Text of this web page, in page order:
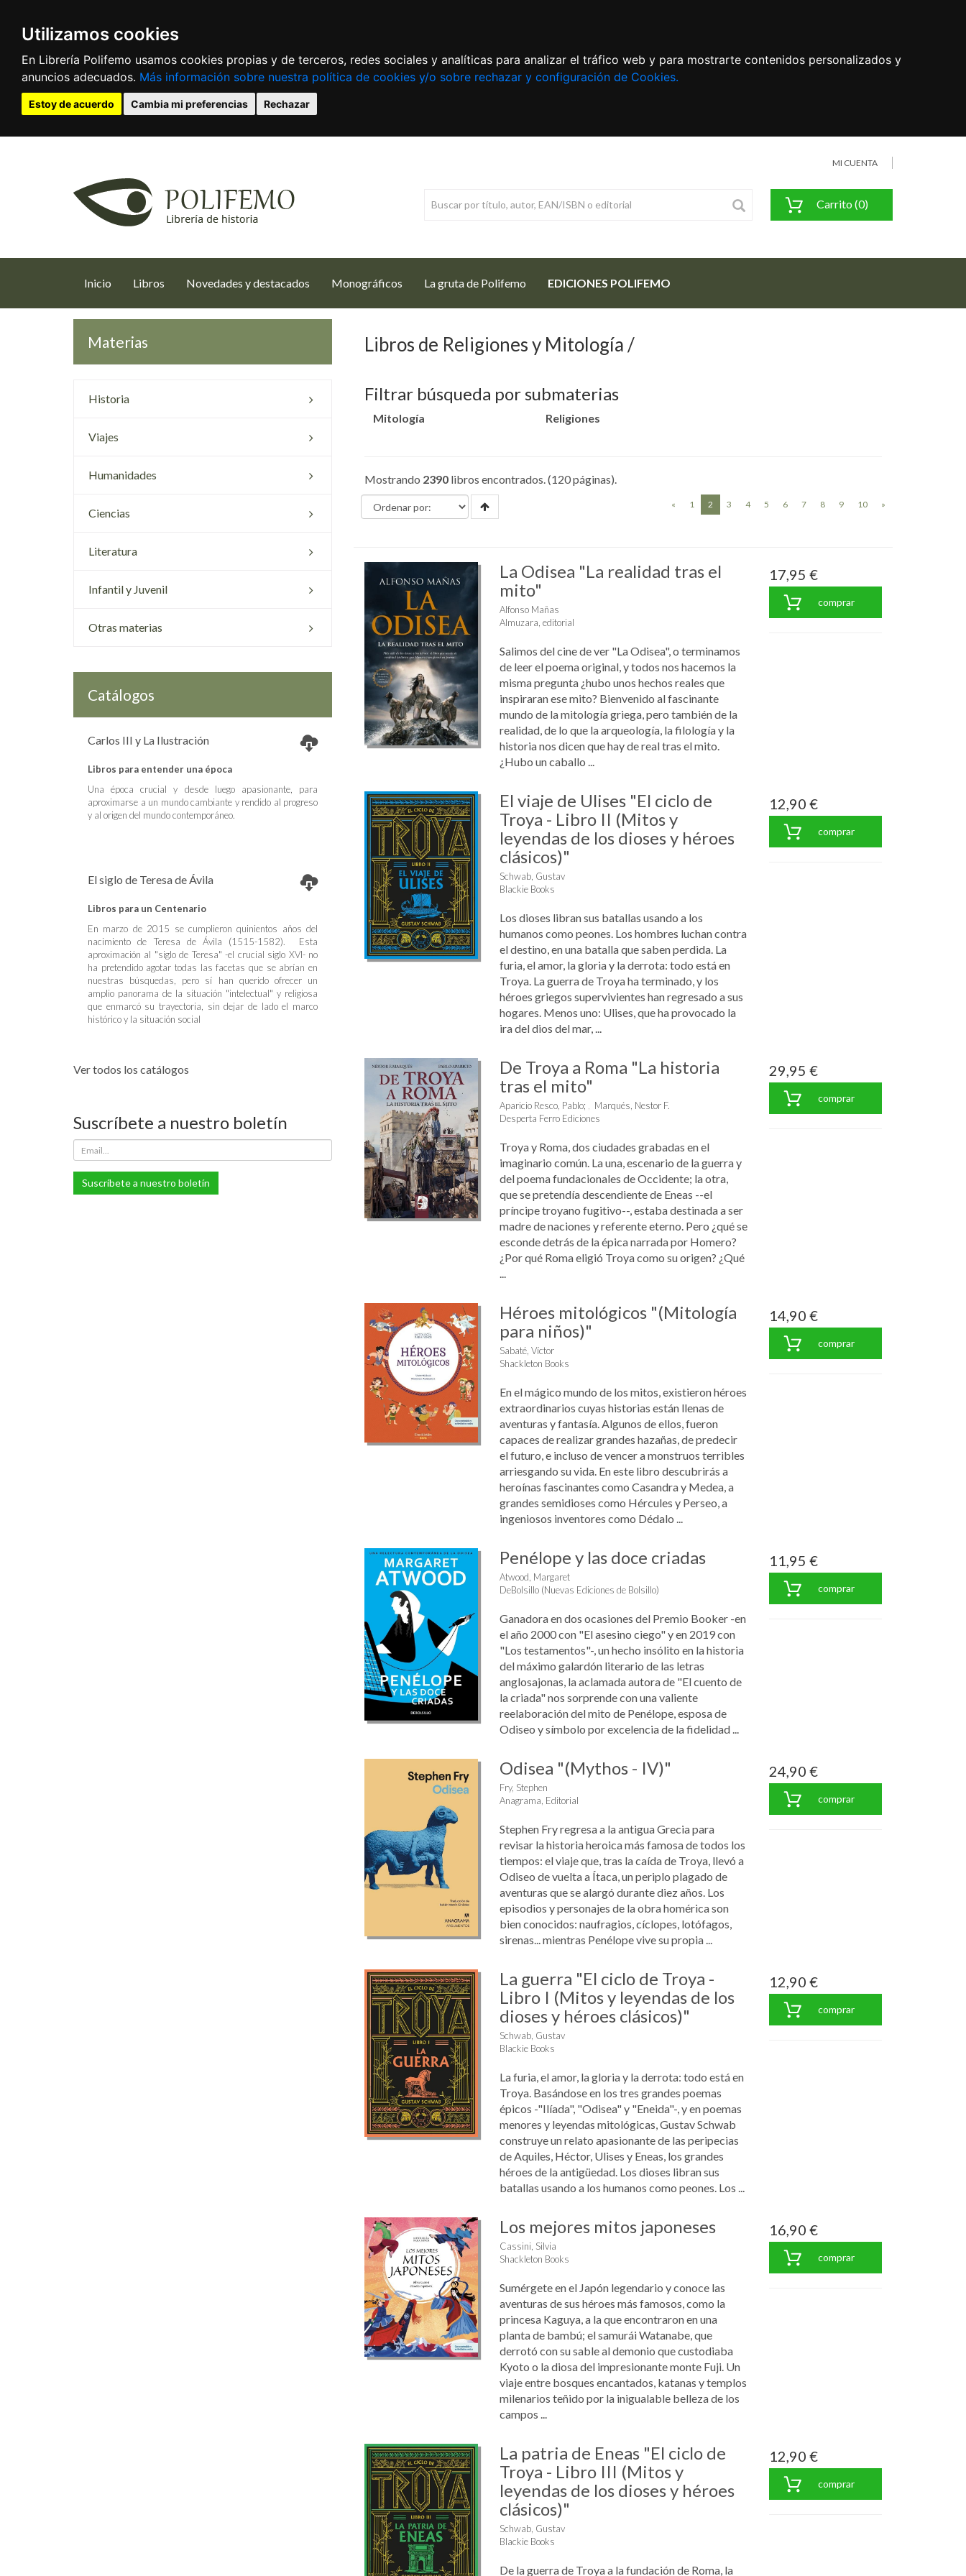
Utilizamos cookies
En Librería Polifemo usamos cookies propias y de terceros, redes sociales y analíticas para analizar el tráfico web y para mostrarte contenidos personalizados y
anuncios adecuados. Más información sobre nuestra política de cookies y/o sobre rechazar y configuración de Cookies.
Estoy de acuerdo Cambia mi preferencias Rechazar
MI CUENTA
Carrito (0)
Inicio (current)
Libros Novedades y destacados Monográficos La gruta de Polifemo EDICIONES POLIFEMO
Materias
Historia
Viajes
Humanidades
Ciencias
Literatura
Infantil y Juvenil
Otras materias
Catálogos
Carlos III y La Ilustración
Libros para entender una época
Una época crucial y desde luego apasionante, para
aproximarse a un mundo cambiante y rendido al progreso
y al origen del mundo contemporáneo.
El siglo de Teresa de Ávila
Libros para un Centenario
En marzo de 2015 se cumplieron quinientos años del
nacimiento de Teresa de Ávila (1515-1582). Esta
aproximación al "siglo de Teresa" -el crucial siglo XVI- no
ha pretendido agotar todas las facetas que se abrían en
nuestras búsquedas, pero sí han querido ofrecer un
amplio panorama de la situación "intelectual" y religiosa
que enmarcó su trayectoria, sin dejar de lado el marco
histórico y la situación social
Ver todos los catálogos
Suscríbete a nuestro boletín
Suscríbete a nuestro boletín
Libros de Religiones y Mitología
Filtrar búsqueda por submaterias
Mitología Religiones
Mostrando 2390 libros encontrados. (120 páginas).
« 1 2 (current)
3 4 5 6 7 8 9 10 »
La Odisea "La realidad tras el
mito"
Alfonso Mañas
Almuzara, editorial
Salimos del cine de ver "La Odisea", o terminamos
de leer el poema original, y todos nos hacemos la
misma pregunta ¿hubo unos hechos reales que
inspiraran ese mito? Bienvenido al fascinante
mundo de la mitología griega, pero también de la
realidad, de lo que la arqueología, la filología y la
historia nos dicen que hay de real tras el mito.
¿Hubo un caballo ...
17,95 €
comprar
El viaje de Ulises "El ciclo de
Troya - Libro II (Mitos y
leyendas de los dioses y héroes
clásicos)"
Schwab, Gustav
Blackie Books
Los dioses libran sus batallas usando a los
humanos como peones. Los hombres luchan contra
el destino, en una batalla que saben perdida. La
furia, el amor, la gloria y la derrota: todo está en
Troya. La guerra de Troya ha terminado, y los
héroes griegos supervivientes han regresado a sus
hogares. Menos uno: Ulises, que ha provocado la
ira del dios del mar, ...
12,90 €
comprar
De Troya a Roma "La historia
tras el mito"
Aparicio Resco, Pablo;
Marqués, Nestor F.
Desperta Ferro Ediciones
Troya y Roma, dos ciudades grabadas en el
imaginario común. La una, escenario de la guerra y
del poema fundacionales de Occidente; la otra,
que se pretendía descendiente de Eneas --el
príncipe troyano fugitivo--, estaba destinada a ser
madre de naciones y referente eterno. Pero ¿qué se
esconde detrás de la épica narrada por Homero?
¿Por qué Roma eligió Troya como su origen? ¿Qué
...
29,95 €
comprar
Héroes mitológicos "(Mitología
para niños)"
Sabaté, Víctor
Shackleton Books
En el mágico mundo de los mitos, existieron héroes
extraordinarios cuyas historias están llenas de
aventuras y fantasía. Algunos de ellos, fueron
capaces de realizar grandes hazañas, de predecir
el futuro, e incluso de vencer a monstruos terribles
arriesgando su vida. En este libro descubrirás a
heroínas fascinantes como Casandra y Medea, a
grandes semidioses como Hércules y Perseo, a
ingeniosos inventores como Dédalo ...
14,90 €
comprar
Penélope y las doce criadas
Atwood, Margaret
DeBolsillo (Nuevas Ediciones de Bolsillo)
Ganadora en dos ocasiones del Premio Booker -en
el año 2000 con "El asesino ciego" y en 2019 con
"Los testamentos"-, un hecho insólito en la historia
del máximo galardón literario de las letras
anglosajonas, la aclamada autora de "El cuento de
la criada" nos sorprende con una valiente
reelaboración del mito de Penélope, esposa de
Odiseo y símbolo por excelencia de la fidelidad ...
11,95 €
comprar
Odisea "(Mythos - IV)"
Fry, Stephen
Anagrama, Editorial
Stephen Fry regresa a la antigua Grecia para
revisar la historia heroica más famosa de todos los
tiempos: el viaje que, tras la caída de Troya, llevó a
Odiseo de vuelta a Ítaca, un periplo plagado de
aventuras que se alargó durante diez años. Los
episodios y personajes de la obra homérica son
bien conocidos: naufragios, cíclopes, lotófagos,
sirenas... mientras Penélope vive su propia ...
24,90 €
comprar
La guerra "El ciclo de Troya -
Libro I (Mitos y leyendas de los
dioses y héroes clásicos)"
Schwab, Gustav
Blackie Books
La furia, el amor, la gloria y la derrota: todo está en
Troya. Basándose en los tres grandes poemas
épicos -"Ilíada", "Odisea" y "Eneida"-, y en poemas
menores y leyendas mitológicas, Gustav Schwab
construye un relato apasionante de las peripecias
de Aquiles, Héctor, Ulises y Eneas, los grandes
héroes de la antigüedad. Los dioses libran sus
batallas usando a los humanos como peones. Los ...
12,90 €
comprar
Los mejores mitos japoneses
Cassini, Silvia
Shackleton Books
Sumérgete en el Japón legendario y conoce las
aventuras de sus héroes más famosos, como la
princesa Kaguya, a la que encontraron en una
planta de bambú; el samurái Watanabe, que
derrotó con su sable al demonio que custodiaba
Kyoto o la diosa del impresionante monte Fuji. Un
viaje entre bosques encantados, katanas y templos
milenarios teñido por la inigualable belleza de los
campos ...
16,90 €
comprar
La patria de Eneas "El ciclo de
Troya - Libro III (Mitos y
leyendas de los dioses y héroes
clásicos)"
Schwab, Gustav
Blackie Books
De la guerra de Troya a la fundación de Roma, la
12,90 €
comprar